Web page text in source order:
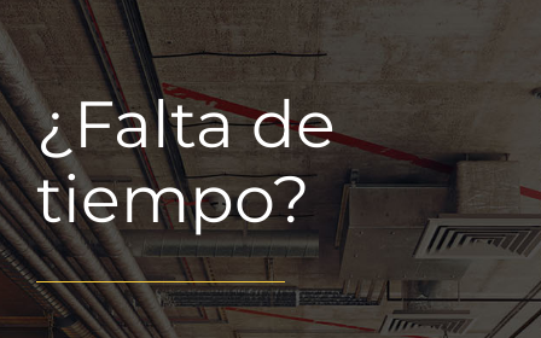
¿Falta de
tiempo?